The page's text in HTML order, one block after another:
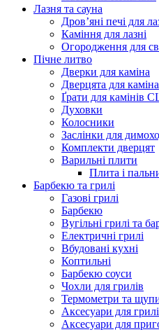
Лазня та сауна
Дров’яні печі для
Каміння для лазні
Огородження для
Пічне литво
Дверки для каміна
Дверцята для каміна
Ґрати для камінів
Духовки
Колосники
Заслінки для
Комплекти дверцят
Варильні плити
Плита і
Барбекю та грилі
Газові грилі
Барбекю
Вугільні грилі та
Електричні грилі
Вбудовані кухні
Коптильні
Барбекю соуси
Чохли для грилів
Термометри та
Аксесуари для
Аксесуари для